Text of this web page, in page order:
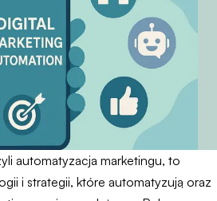
automatyzacja marketingu, to
i strategii, które automatyzują oraz